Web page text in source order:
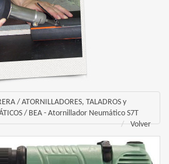
/ ATORNILLADORES, TALADROS y
/ BEA - Atornillador Neumático S7T
Volver